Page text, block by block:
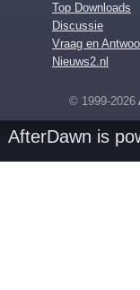
Top Downloads
Discussie
Vraag en
Nieuws2.nl
© 1999-2026
AfterDawn is